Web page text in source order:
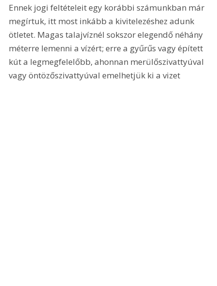
Ennek jogi feltételeit egy korábbi számunkban már
megírtuk, itt most inkább a kivitelezéshez adunk
ötletet. Magas talajvíznél sokszor elegendő néhány
méterre lemenni a vízért; erre a gyűrűs vagy épített
kút a legmegfelelőbb, ahonnan merülőszivattyúval
vagy öntözőszivattyúval emelhetjük ki a vizet